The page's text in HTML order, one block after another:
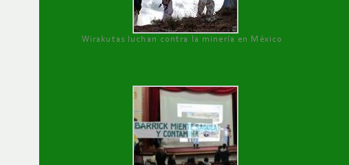
Wirakutas luchan contra la minería en México